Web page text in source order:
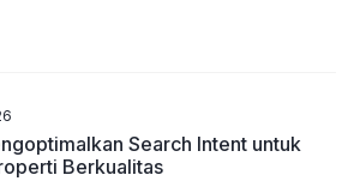
Search Intent untuk
Berkualitas